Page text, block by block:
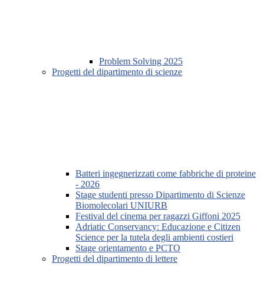
Problem Solving 2025
Progetti del dipartimento di scienze
Batteri ingegnerizzati come fabbriche di proteine
- 2026
Stage studenti presso Dipartimento di Scienze
Biomolecolari UNIURB
Festival del cinema per ragazzi Giffoni 2025
Adriatic Conservancy: Educazione e Citizen
Science per la tutela degli ambienti costieri
Stage orientamento e PCTO
Progetti del dipartimento di lettere